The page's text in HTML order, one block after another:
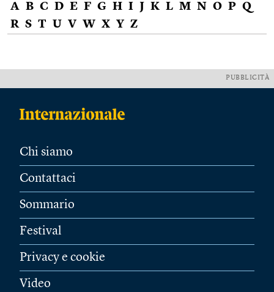
A B C D E F G H I J K L M N O P Q
R S T U V W X Y Z
PUBBLICITÀ
Chi siamo
Contattaci
Sommario
Festival
Privacy e cookie
Video